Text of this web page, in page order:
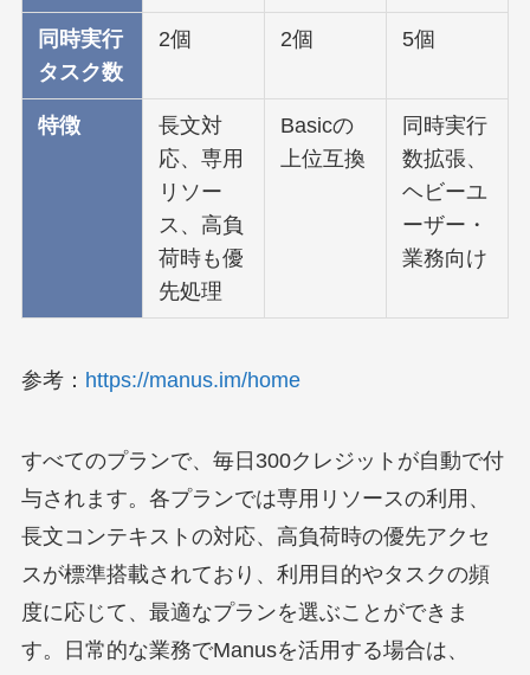
同時実行
タスク数
2個 2個 5個
特徴
長文対
応、専用
リソー
ス、高負
荷時も優
先処理
Basicの
上位互換
同時実行
数拡張、
ヘビーユ
ーザー・
業務向け
参考： https://manus.im/home
すべてのプランで、毎日300クレジットが自動で付
与されます。各プランでは専用リソースの利用、
長文コンテキストの対応、高負荷時の優先アクセ
スが標準搭載されており、利用目的やタスクの頻
度に応じて、最適なプランを選ぶことができま
す。日常的な業務でManusを活用する場合は、